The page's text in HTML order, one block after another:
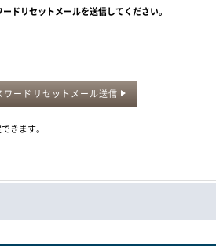
ドリセットメールを送信してください。
ワードリセットメール送信
きます。